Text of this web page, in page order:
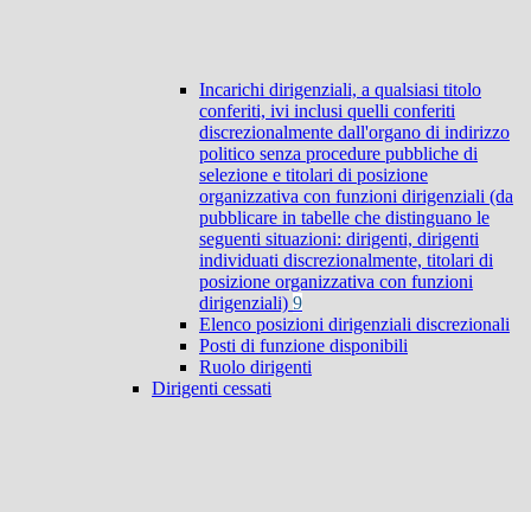
Incarichi dirigenziali, a qualsiasi titolo
conferiti, ivi inclusi quelli conferiti
discrezionalmente dall'organo di indirizzo
politico senza procedure pubbliche di
selezione e titolari di posizione
organizzativa con funzioni dirigenziali (da
pubblicare in tabelle che distinguano le
seguenti situazioni: dirigenti, dirigenti
individuati discrezionalmente, titolari di
posizione organizzativa con funzioni
dirigenziali) 9
Elenco posizioni dirigenziali discrezionali
Posti di funzione disponibili
Ruolo dirigenti
Dirigenti cessati